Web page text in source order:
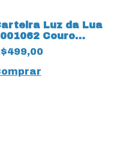
Luz da Lua
Couro
Arenito 19834